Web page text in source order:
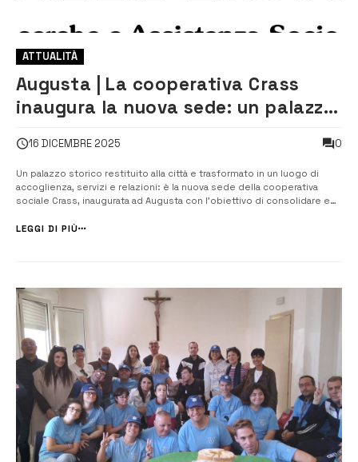
ATTUALITÀ
Augusta | La cooperativa Crass
inaugura la nuova sede: un palazzo
solidarietà
16 DICEMBRE 2025 0
Un palazzo storico restituito alla città e trasformato in un luogo di
accoglienza, servizi e relazioni: è la nuova sede della cooperativa
sociale Crass, inaugurata ad Augusta con l’obiettivo di consolidare e
Un traguardo simbolico e operativo per una realtà che da quatt...
LEGGI DI PIÙ